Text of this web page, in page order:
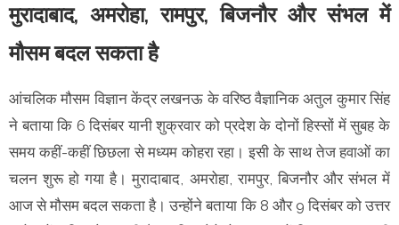
मुरादाबाद, अमरोहा, रामपुर, बिजनौर और संभल में
मौसम बदल सकता है
आंचलिक मौसम विज्ञान केंद्र लखनऊ के वरिष्ठ वैज्ञानिक अतुल कुमार सिंह
ने बताया कि 6 दिसंबर यानी शुक्रवार को प्रदेश के दोनों हिस्सों में सुबह के
समय कहीं-कहीं छिछला से मध्यम कोहरा रहा। इसी के साथ तेज हवाओं का
चलन शुरू हो गया है। मुरादाबाद, अमरोहा, रामपुर, बिजनौर और संभल में
आज से मौसम बदल सकता है। उन्होंने बताया कि 8 और 9 दिसंबर को उत्तर